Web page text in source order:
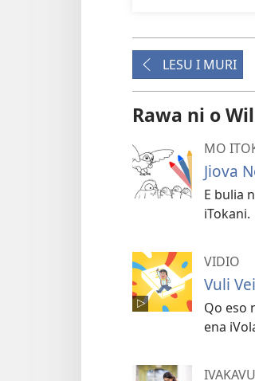
LESU I MURI
Rawa ni o
MO
Jiova
E bulia
iTokani.
VIDIO
Vuli
Qo eso
ena